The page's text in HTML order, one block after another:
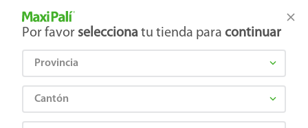
Tienda Maxi Palí
Por favor selecciona tu tienda para continuar
Provincia
Cantón